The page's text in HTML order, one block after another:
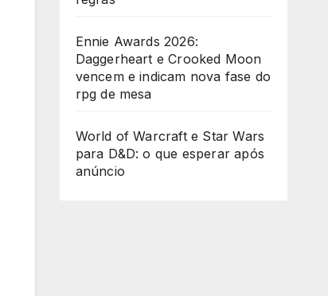
Ennie Awards 2026:
Daggerheart e Crooked Moon
vencem e indicam nova fase do
rpg de mesa
World of Warcraft e Star Wars
para D&D: o que esperar após
anúncio